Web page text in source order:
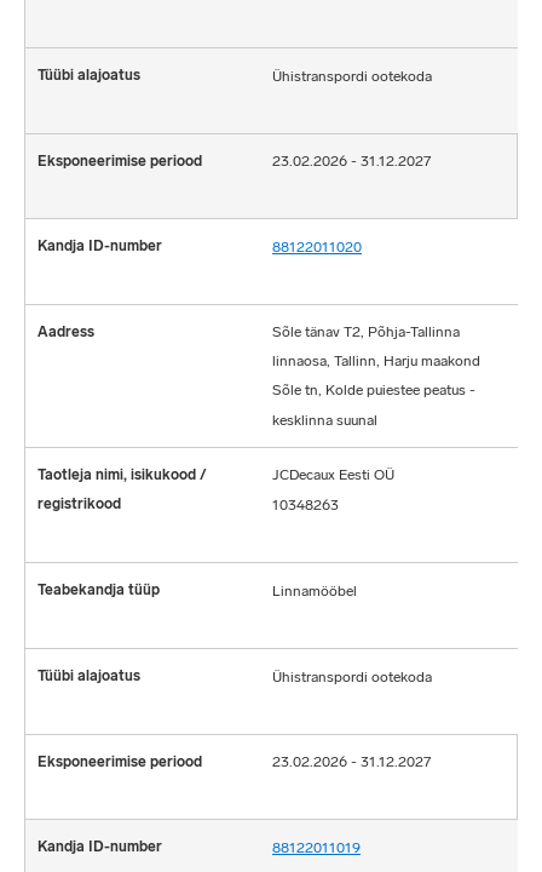
Ühistranspordi ootekoda
23.02.2026 - 31.12.2027
88122011020
Sõle tänav T2, Põhja-Tallinna
linnaosa, Tallinn, Harju maakond
Sõle tn, Kolde puiestee peatus -
kesklinna suunal
JCDecaux Eesti OÜ
10348263
Linnamööbel
Ühistranspordi ootekoda
23.02.2026 - 31.12.2027
88122011019